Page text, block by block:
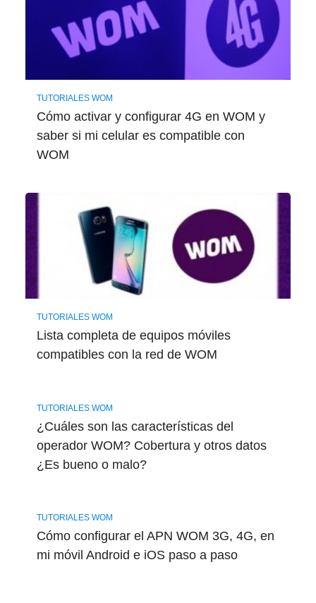
TUTORIALES WOM
Cómo activar y configurar 4G en WOM y
saber si mi celular es compatible con
WOM
TUTORIALES WOM
Lista completa de equipos móviles
compatibles con la red de WOM
TUTORIALES WOM
¿Cuáles son las características del
operador WOM? Cobertura y otros datos
¿Es bueno o malo?
TUTORIALES WOM
Cómo configurar el APN WOM 3G, 4G, en
mi móvil Android e iOS paso a paso